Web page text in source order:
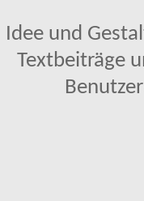
Idee und
Textbeiträge